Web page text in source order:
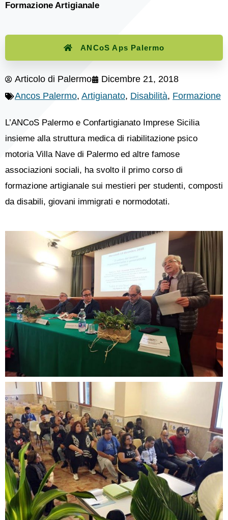
Formazione Artigianale
ANCoS Aps Palermo
Articolo di Palermo
Dicembre 21, 2018
Ancos Palermo, Artigianato, Disabilità, Formazione
L’ANCoS Palermo e Confartigianato Imprese Sicilia
insieme alla struttura medica di riabilitazione psico
motoria Villa Nave di Palermo ed altre famose
associazioni sociali, ha svolto il primo corso di
formazione artigianale sui mestieri per studenti, composti
da disabili, giovani immigrati e normodotati.